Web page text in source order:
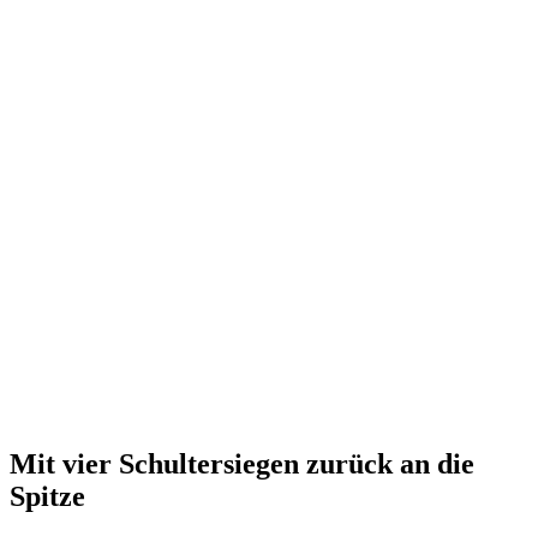
Mit vier Schultersiegen zurück an die
Spitze